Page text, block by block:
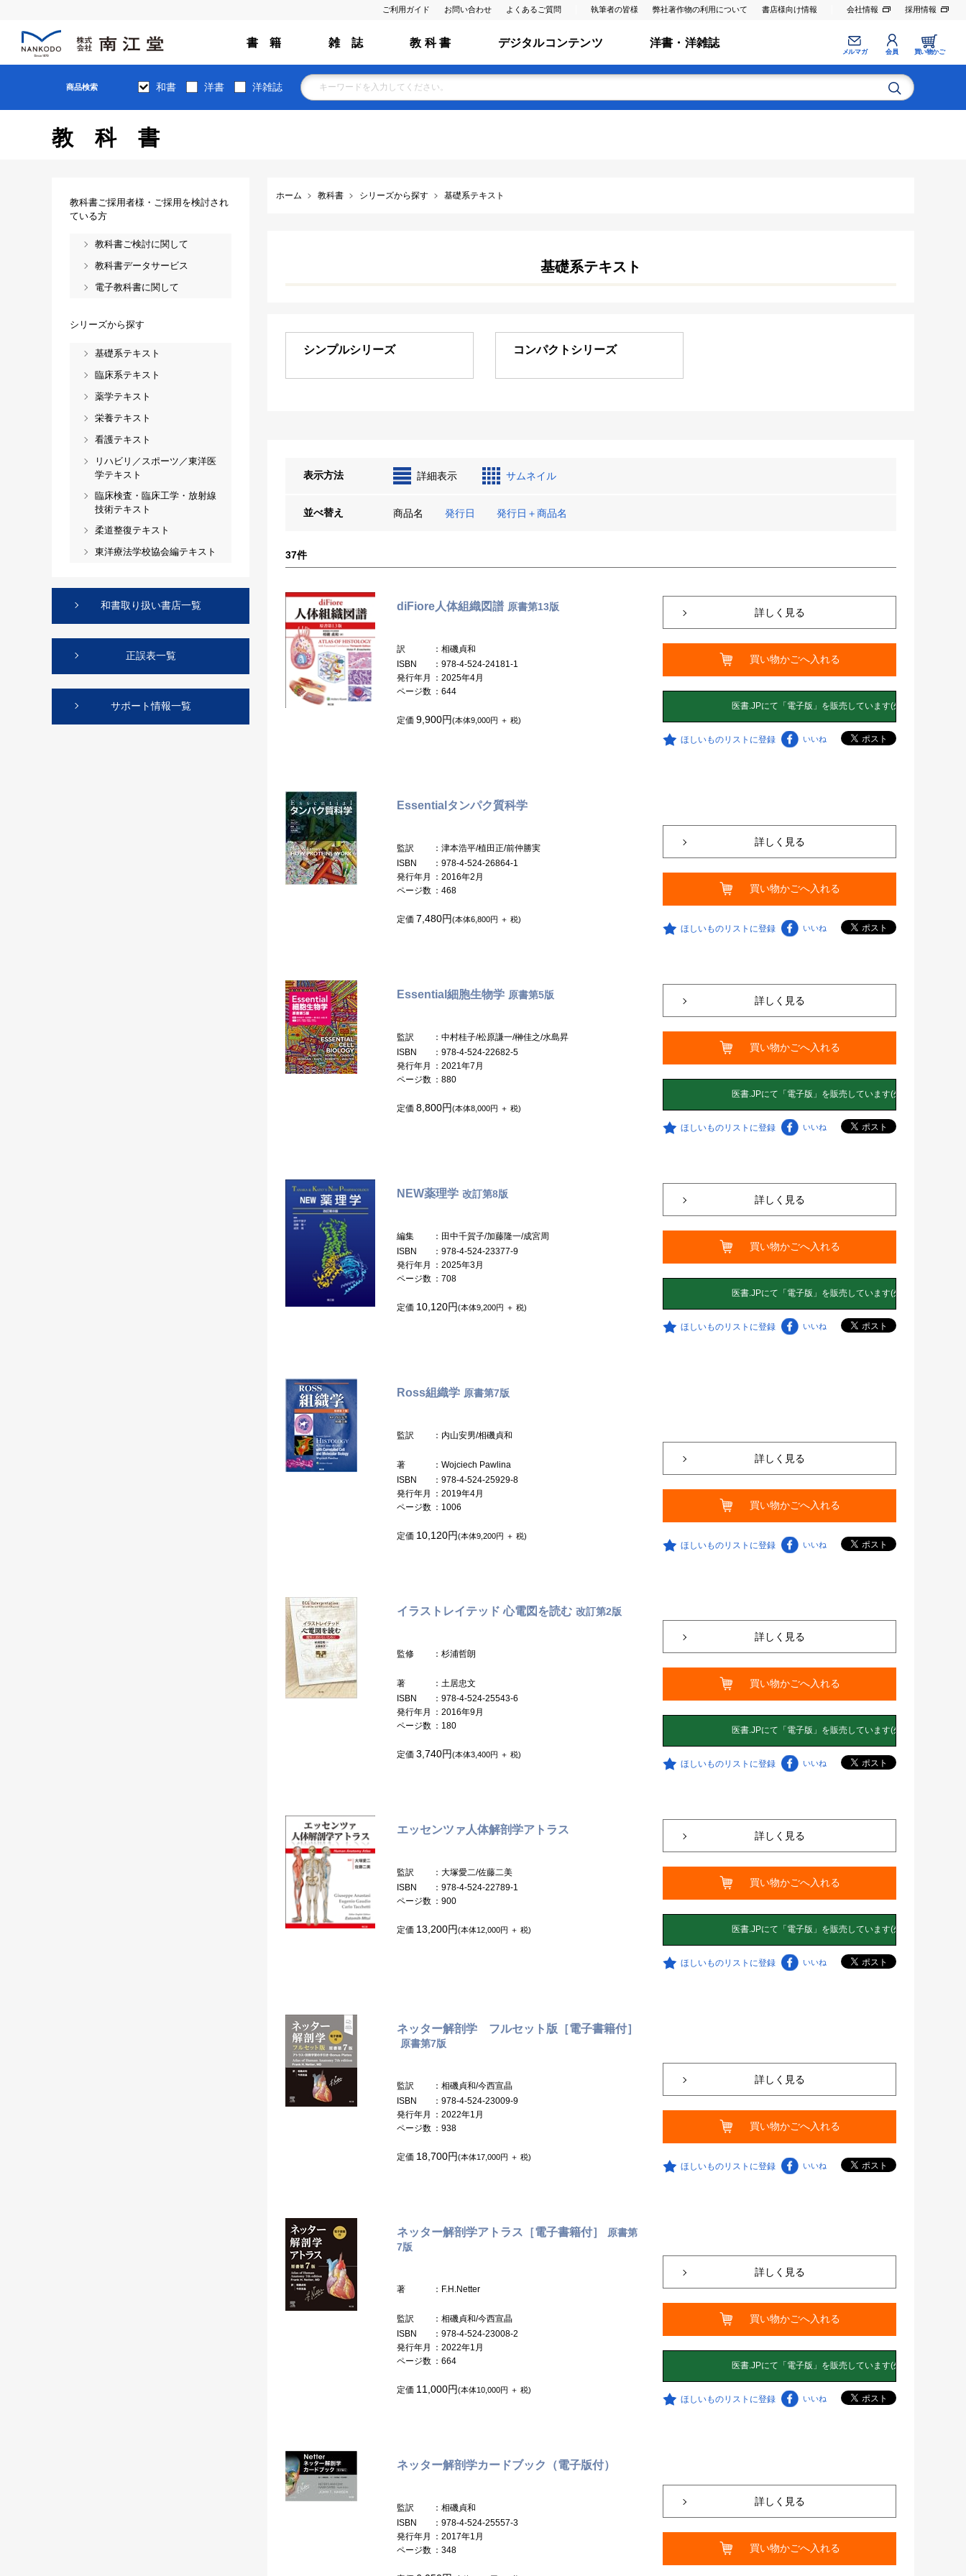
ご利用ガイド お問い合わせ よくあるご質問 執筆者の皆様 弊社著作物の利用について 書店様向け情報 会社情報 採用情報
書 籍 雑 誌 教 科 書 デジタルコンテンツ 洋書・洋雑誌
メルマガ 会員 買い物かご
商品検索 和書 洋書 洋雑誌
教科書
ホーム 教科書 シリーズから探す 基礎系テキスト
基礎系テキスト
シンプルシリーズ コンパクトシリーズ
表示方法 詳細表示 サムネイル
並べ替え 商品名 発行日 発行日＋商品名
37件
diFiore人体組織図譜 原書第13版
訳
：相磯貞和
ISBN
：978-4-524-24181-1
発行年月
：2025年4月
ページ数 ：644
定価 9,900円(本体9,000円 ＋ 税)
詳しく見る
買い物かごへ入れる
ほしいものリストに登録 いいね
Essentialタンパク質科学
監訳
：津本浩平/植田正/前仲勝実
ISBN
：978-4-524-26864-1
発行年月
：2016年2月
ページ数 ：468
定価 7,480円(本体6,800円 ＋ 税)
詳しく見る
買い物かごへ入れる
ほしいものリストに登録 いいね
Essential細胞生物学 原書第5版
監訳
：中村桂子/松原謙一/榊佳之/水島昇
ISBN
：978-4-524-22682-5
発行年月
：2021年7月
ページ数 ：880
定価 8,800円(本体8,000円 ＋ 税)
詳しく見る
買い物かごへ入れる
ほしいものリストに登録 いいね
NEW薬理学 改訂第8版
編集
：田中千賀子/加藤隆一/成宮周
ISBN
：978-4-524-23377-9
発行年月
：2025年3月
ページ数 ：708
定価 10,120円(本体9,200円 ＋ 税)
詳しく見る
買い物かごへ入れる
ほしいものリストに登録 いいね
Ross組織学 原書第7版
監訳 ：内山安男/相磯貞和
著
：Wojciech Pawlina
ISBN
：978-4-524-25929-8
発行年月
：2019年4月
ページ数 ：1006
定価 10,120円(本体9,200円 ＋ 税)
詳しく見る
買い物かごへ入れる
ほしいものリストに登録 いいね
イラストレイテッド 心電図を読む 改訂第2版
監修 ：杉浦哲朗
著
：土居忠文
ISBN
：978-4-524-25543-6
発行年月
：2016年9月
ページ数 ：180
定価 3,740円(本体3,400円 ＋ 税)
詳しく見る
買い物かごへ入れる
ほしいものリストに登録 いいね
エッセンツァ人体解剖学アトラス
監訳
：大塚愛二/佐藤二美
ISBN
：978-4-524-22789-1
ページ数 ：900
定価 13,200円(本体12,000円 ＋ 税)
詳しく見る
買い物かごへ入れる
ほしいものリストに登録 いいね
ネッター解剖学 フルセット版［電子書籍付］
原書第7版
監訳
：相磯貞和/今西宣晶
ISBN
：978-4-524-23009-9
発行年月
：2022年1月
ページ数 ：938
定価 18,700円(本体17,000円 ＋ 税)
詳しく見る
買い物かごへ入れる
ほしいものリストに登録 いいね
ネッター解剖学アトラス［電子書籍付］
原書第
7版
著 ：F.H.Netter
監訳
：相磯貞和/今西宣晶
ISBN
：978-4-524-23008-2
発行年月
：2022年1月
ページ数 ：664
定価 11,000円(本体10,000円 ＋ 税)
詳しく見る
買い物かごへ入れる
ほしいものリストに登録 いいね
ネッター解剖学カードブック（電子版付）
監訳
：相磯貞和
ISBN
：978-4-524-25557-3
発行年月
：2017年1月
ページ数 ：348
詳しく見る
買い物かごへ入れる
教科書ご採用者様・ご採用を検討され
ている方
教科書ご検討に関して
教科書データサービス
電子教科書に関して
シリーズから探す
基礎系テキスト
臨床系テキスト
薬学テキスト
栄養テキスト
看護テキスト
リハビリ／スポーツ／東洋医
学テキスト
臨床検査・臨床工学・放射線
技術テキスト
柔道整復テキスト
東洋療法学校協会編テキスト
和書取り扱い書店一覧
正誤表一覧
サポート情報一覧